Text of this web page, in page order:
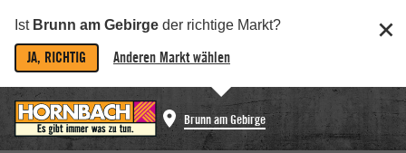
Ist Brunn am Gebirge der richtige Markt?
JA, RICHTIG Anderen Markt wählen
Brunn am Gebirge